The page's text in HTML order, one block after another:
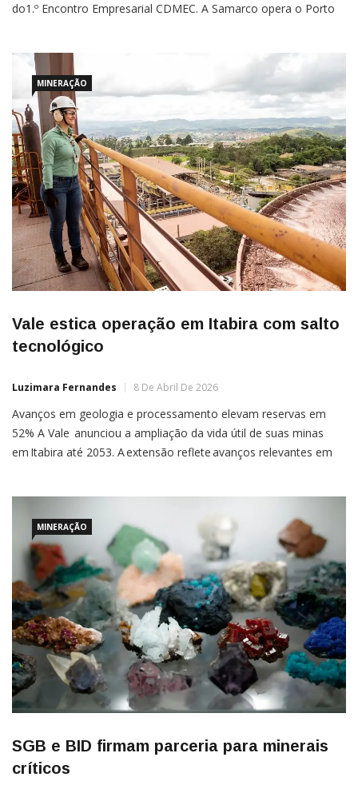
do1.º Encontro Empresarial CDMEC. A Samarco opera o Porto
indústria com potencial de gerar 50 mil empregos no sul do […]
MINERAÇÃO
Vale estica operação em Itabira com salto
tecnológico
Luzimara Fernandes 8 De Abril De 2026
Avanços em geologia e processamento elevam reservas em
52% A Vale anunciou a ampliação da vida útil de suas minas
em Itabira até 2053. A extensão reflete avanços relevantes em
eficiente, segura e
MINERAÇÃO
SGB e BID firmam parceria para minerais
críticos